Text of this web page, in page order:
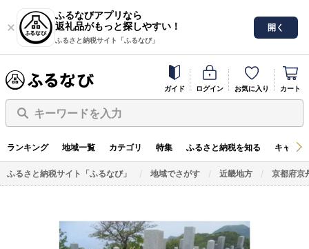
ふるなびアプリなら
返礼品がもっと探しやすい！
ふるさと納税サイト「ふるなび」
開く
ガイド ログイン お気に入り カート
キーワードを入力
ランキング 地域一覧 カテゴリ 特集 ふるさと納税を知る キャン
ふるさと納税サイト「ふるなび」 地域でさがす 近畿地方 京都府京